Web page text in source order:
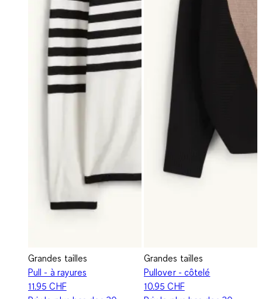
Grandes tailles
Pull - à rayures
11.95 CHF
Grandes tailles
Pullover - côtelé
10.95 CHF